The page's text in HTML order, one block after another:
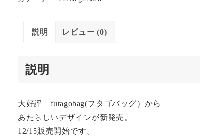
ー」
説明 レビュー (0)
説明
大好評 futagobag(フタゴバッグ）から
あたらしいデザインが新発売。
12/15販売開始です。